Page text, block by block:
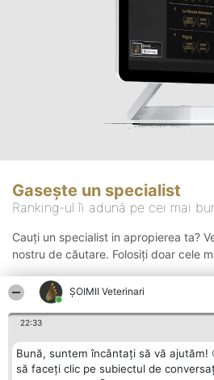
ȘOIMII Veterinari
22:33
Bună, suntem încântați să vă ajutăm!
să faceți clic pe subiectul de
Gasește un specialist
Ranking-ul îi adună pe cei mai
Cauți un specialist in apropierea ta?
nostru de căutare. Folosiți doar cele